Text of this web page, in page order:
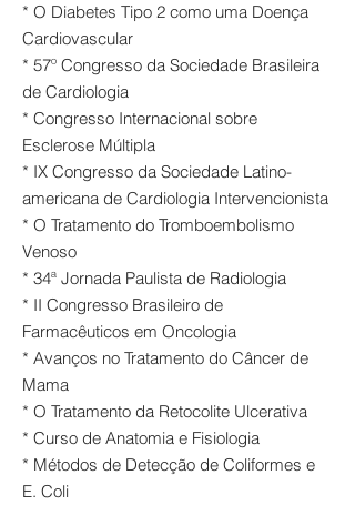
* O Diabetes Tipo 2 como uma Doença
Cardiovascular
* 57º Congresso da Sociedade Brasileira
de Cardiologia
* Congresso Internacional sobre
Esclerose Múltipla
* IX Congresso da Sociedade Latino-
americana de Cardiologia Intervencionista
* O Tratamento do Tromboembolismo
Venoso
* 34ª Jornada Paulista de Radiologia
* II Congresso Brasileiro de
Farmacêuticos em Oncologia
* Avanços no Tratamento do Câncer de
Mama
* O Tratamento da Retocolite Ulcerativa
* Curso de Anatomia e Fisiologia
* Métodos de Detecção de Coliformes e
E. Coli